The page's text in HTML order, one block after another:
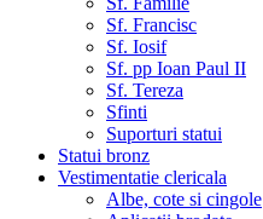
Sf. Francisc
Sf. Iosif
Sf. pp Ioan Paul II
Sf. Tereza
Sfinti
Suporturi statui
Statui bronz
Vestimentatie clericala
Albe, cote si cingole